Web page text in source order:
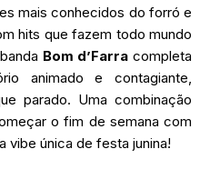
mais conhecidos do forró e
hits que fazem todo mundo
Bom d’Farra completa
animado e contagiante,
parado. Uma combinação
o fim de semana com
vibe única de festa junina!